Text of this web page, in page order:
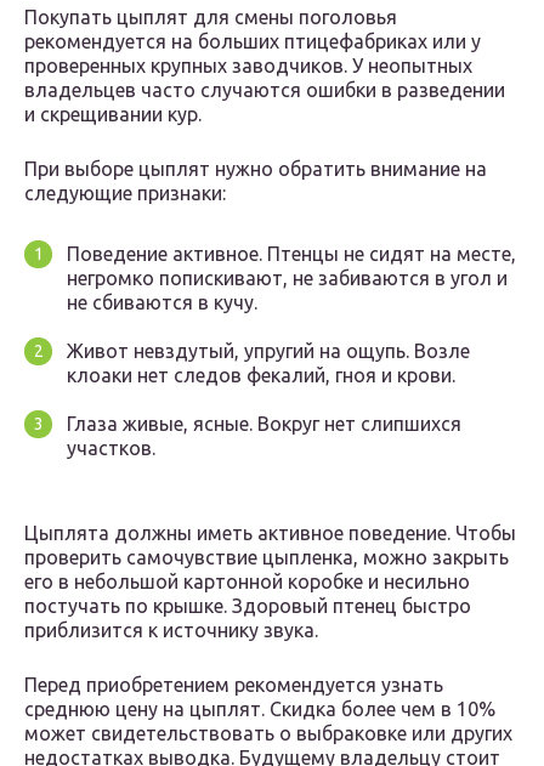
Покупать цыплят для смены поголовья
рекомендуется на больших птицефабриках или у
проверенных крупных заводчиков. У неопытных
владельцев часто случаются ошибки в разведении
и скрещивании кур.
При выборе цыплят нужно обратить внимание на
следующие признаки:
Поведение активное. Птенцы не сидят на месте,
негромко попискивают, не забиваются в угол и
не сбиваются в кучу.
Живот невздутый, упругий на ощупь. Возле
клоаки нет следов фекалий, гноя и крови.
Глаза живые, ясные. Вокруг нет слипшихся
участков.
Цыплята должны иметь активное поведение. Чтобы
проверить самочувствие цыпленка, можно закрыть
его в небольшой картонной коробке и несильно
постучать по крышке. Здоровый птенец быстро
приблизится к источнику звука.
Перед приобретением рекомендуется узнать
среднюю цену на цыплят. Скидка более чем в 10%
может свидетельствовать о выбраковке или других
недостатках выводка. Будущему владельцу стоит